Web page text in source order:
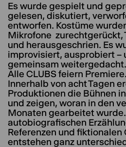
Es wurde gespielt und
gelesen, diskutiert,
entworfen. Kostüme
Mikrofone zurechtgerückt,
und herausgeschrien. Es
improvisiert, ausprobiert –
gemeinsam
Alle CLUBS feiern Premiere.
Innerhalb von acht Tagen
Produktionen die Bühnen
und zeigen, woran in den
Monaten gearbeitet
autobiografischen
Referenzen und fiktionalen
entstehen ganz